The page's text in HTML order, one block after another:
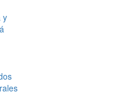
y